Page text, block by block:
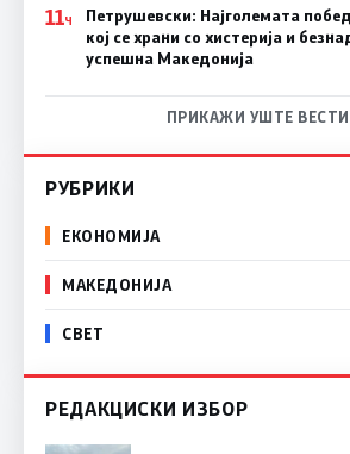
11Ч
Петрушевски: Најголемата
кој се храни со хистерија и
успешна Македонија
ПРИКАЖИ УШТЕ
РУБРИКИ
ЕКОНОМИЈА
МАКЕДОНИЈА
СВЕТ
РЕДАКЦИСКИ ИЗБОР